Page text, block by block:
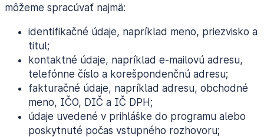
môžeme spracúvať najmä:
identifikačné údaje, napríklad meno, priezvisko a
titul;
kontaktné údaje, napríklad e-mailovú adresu,
telefónne číslo a korešpondenčnú adresu;
fakturačné údaje, napríklad adresu, obchodné
meno, IČO, DIČ a IČ DPH;
údaje uvedené v prihláške do programu alebo
poskytnuté počas vstupného rozhovoru;